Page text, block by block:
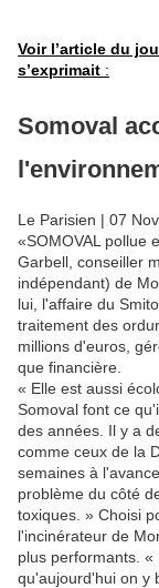
Voir l’article du
s’exprimait :
Somoval
Le Parisien | 07
«SOMOVAL pollue
Garbell, conseiller
indépendant) de
lui, l'affaire du
traitement des
millions d'euros,
que financière.
« Elle est aussi
Somoval font ce
des années. Il y a
comme ceux de la
semaines à
problème du côté
toxiques. » Choisi
l'incinérateur de
plus performants.
qu'aujourd'hui on y